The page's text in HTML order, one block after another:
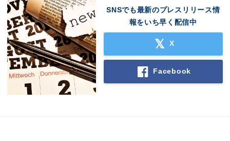
SNSでも最新のプレスリリース情
報をいち早く配信中
X
Facebook